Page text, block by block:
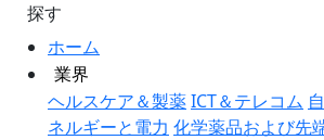
ホーム
業界
ヘルスケア＆製薬ICT＆テレコム
ネルギーと電力 化学薬品および先
探す